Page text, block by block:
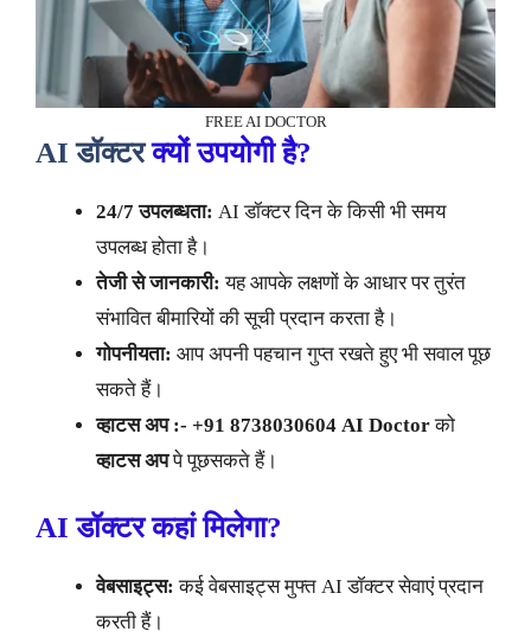
FREE AI DOCTOR
AI डॉक्टरक्यों उपयोगी है?
24/7 उपलब्धता: AI डॉक्टर दिन के किसी भी समय
उपलब्ध होता है।
तेजी से जानकारी: यह आपके लक्षणों के आधार पर तुरंत
संभावित बीमारियों की सूची प्रदान करता है।
गोपनीयता: आप अपनी पहचान गुप्त रखते हुए भी सवाल पूछ
सकते हैं।
व्हाटस अप :- +91 8738030604 AI Doctorको
व्हाटस अपपे पूछसकते हैं।
AI डॉक्टर कहां मिलेगा?
वेबसाइट्स: कई वेबसाइट्स मुफ्त AI डॉक्टर सेवाएं प्रदान
करती हैं।